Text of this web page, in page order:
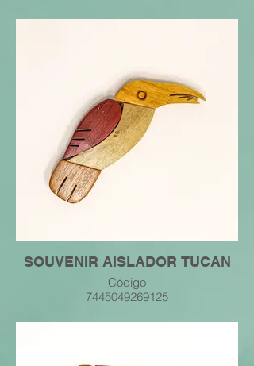
SOUVENIR AISLADOR TUCAN
Código
7445049269125